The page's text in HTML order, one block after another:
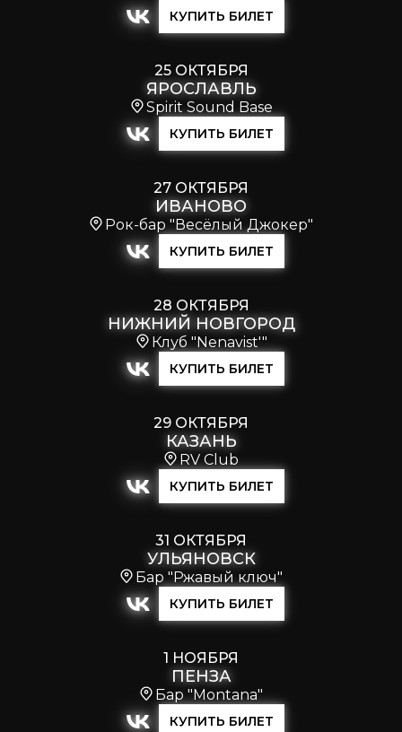
КУПИТЬ БИЛЕТ
25 ОКТЯБРЯ
ЯРОСЛАВЛЬ
Spirit Sound Base
КУПИТЬ БИЛЕТ
27 ОКТЯБРЯ
ИВАНОВО
Рок-бар "Весёлый Джокер"
КУПИТЬ БИЛЕТ
28 ОКТЯБРЯ
НИЖНИЙ НОВГОРОД
Клуб "Nenavist'"
КУПИТЬ БИЛЕТ
29 ОКТЯБРЯ
КАЗАНЬ
RV Club
КУПИТЬ БИЛЕТ
31 ОКТЯБРЯ
УЛЬЯНОВСК
Бар "Ржавый ключ"
КУПИТЬ БИЛЕТ
1 НОЯБРЯ
ПЕНЗА
Бар "Montana"
КУПИТЬ БИЛЕТ